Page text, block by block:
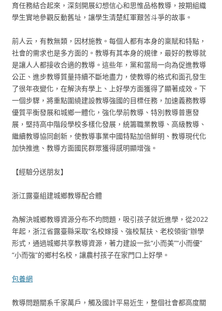
育任務結合起來，深刻開展幻想信心和思惟品格教導，按期組織
學生實地參觀反動舊址，讓學生清楚紅軍艱苦斗爭的故事。
前人云，有教無類，因材施教。每個人都有本身的稟賦和特點，
社會的需求也是多方面的。教導有其本身的規律，最好的教導就
是讓人人都接收合適的教導。這些年，黨和當局一向為促進教導
公正、進步教導質量持續不斷地盡力，使教導的格式和面孔發生
了很年夜變化，在解決有學上、上好學方面獲得了顯著成效。下
一個步驟，將重點圍繞建設教導強國的目標任務，加速義務教導
優質平衡發展和城鄉一體化，強化學前教導、特別教導普惠發
展，堅持高中階段學校多樣化發展，統籌職業教導、高級教導、
繼續教導協同創新，使教導事業中國特點加倍鮮明、教導現代化
加快推進、教導方面國民群眾獲得感明顯增強。
【經驗分送朋友】
浙江露臺組建城鄉教導配合體
為解決城鄉教導資源分布不均問題，吸引孩子就近進學，從2022
年起，浙江省露臺縣采取“名校嫁接、強校幫扶、老校領銜”辦學
形式，通過城鄉共享教導資源，著力建設一批“小而美”“小而優”
“小而強”的鄉村名校，讓農村孩子在家門口上好學。
包養網
教導問題關系千家萬戶，觸及國計平易近生，整個社會都高度關